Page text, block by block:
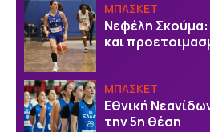
ΜΠΑΣΚΕΤ
Νεφέλη Σκούμα:
και
ΜΠΑΣΚΕΤ
Εθνική
την 5η θέση